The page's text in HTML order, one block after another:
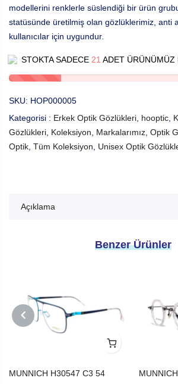
modellerini renklerle süslendiği bir ürün
statüsünde üretilmiş olan gözlüklerimiz, anti
kullanıcılar için uygundur.
STOKTA SADECE 21 ADET ÜRÜNÜMÜZ
SKU: HOP000005
Kategorisi : Erkek Optik Gözlükleri hooptic
Gözlükleri Koleksiyon Markalarımız Optik
Optik Tüm Koleksiyon Unisex Optik
Açıklama
Benzer Ürünler
MUNNICH H30547 C3 54